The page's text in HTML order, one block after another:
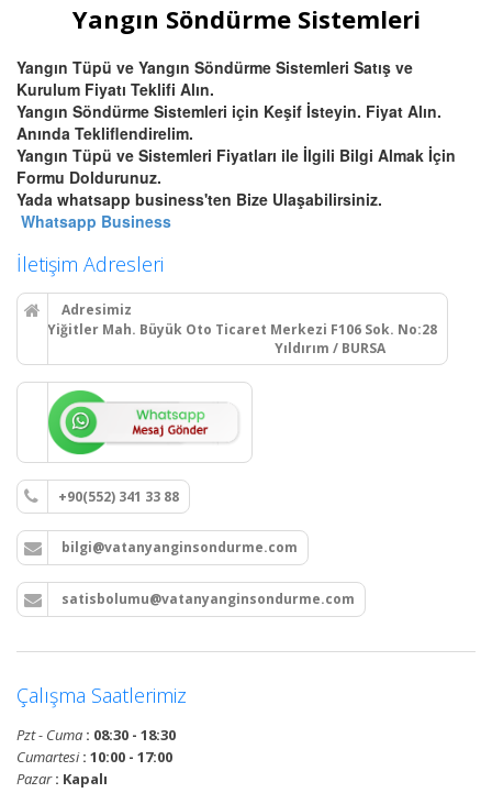
Yangın Söndürme Sistemleri
Yangın Tüpü ve Yangın Söndürme Sistemleri Satış ve
Kurulum Fiyatı Teklifi Alın.
Yangın Söndürme Sistemleri için Keşif İsteyin. Fiyat Alın.
Anında Tekliflendirelim.
Yangın Tüpü ve Sistemleri Fiyatları ile İlgili Bilgi Almak İçin
Formu Doldurunuz.
Yada whatsapp business'ten Bize Ulaşabilirsiniz.
Whatsapp Business
İletişim Adresleri
Adresimiz
Yiğitler Mah. Büyük Oto Ticaret Merkezi F106 Sok. No:28
Yıldırım / BURSA
+90(552) 341 33 88
bilgi@vatanyanginsondurme.com
satisbolumu@vatanyanginsondurme.com
Çalışma Saatlerimiz
Pzt - Cuma : 08:30 - 18:30
Cumartesi: 10:00 - 17:00
Pazar: Kapalı